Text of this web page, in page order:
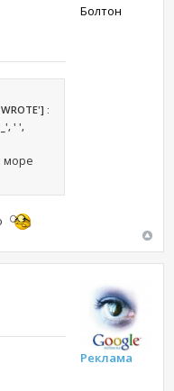
:
' ',
море
Болтон
Реклама